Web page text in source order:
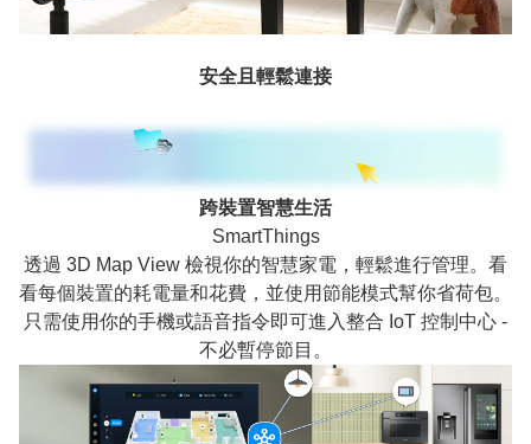
安全且輕鬆連接
跨裝置智慧生活
SmartThings
透過 3D Map View 檢視你的智慧家電，輕鬆進行管理。看
看每個裝置的耗電量和花費，並使用節能模式幫你省荷包。
只需使用你的手機或語音指令即可進入整合 IoT 控制中心 -
不必暫停節目。